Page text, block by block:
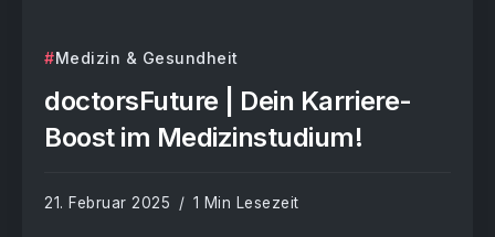
Medizin & Gesundheit
doctorsFuture | Dein Karriere-
Boost im Medizinstudium!
21. Februar 2025 1 Min Lesezeit